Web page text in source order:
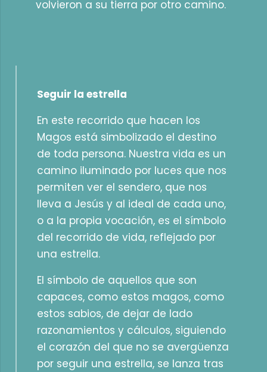
volvieron a su tierra por otro camino.
Seguir la estrella
En este recorrido que hacen los
Magos está simbolizado el destino
de toda persona. Nuestra vida es un
camino iluminado por luces que nos
permiten ver el sendero, que nos
lleva a Jesús y al ideal de cada uno,
o a la propia vocación, es el símbolo
del recorrido de vida, reflejado por
una estrella.
El símbolo de aquellos que son
capaces, como estos magos, como
estos sabios, de dejar de lado
razonamientos y cálculos, siguiendo
el corazón del que no se avergüenza
por seguir una estrella, se lanza tras